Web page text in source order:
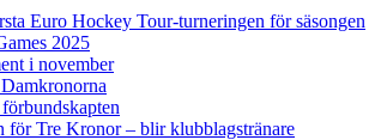
Euro Hockey Tour-turneringen för säsongen
2025
i november
för Tre Kronor – blir klubblagstränare